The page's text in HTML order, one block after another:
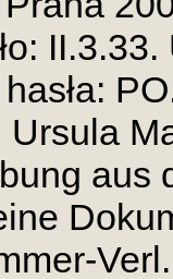
Ursula
aus